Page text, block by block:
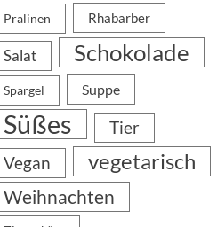
Pralinen Rhabarber
Salat Schokolade
Spargel Suppe
Süßes
Tier
Vegan
vegetarisch
Weihnachten